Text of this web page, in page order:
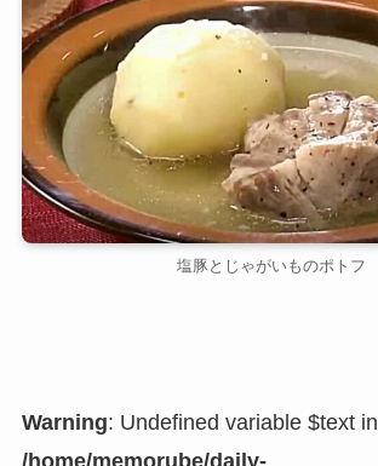
塩豚とじゃがいものポトフ
Warning: Undefined variable $text in
/home/memorube/daily-